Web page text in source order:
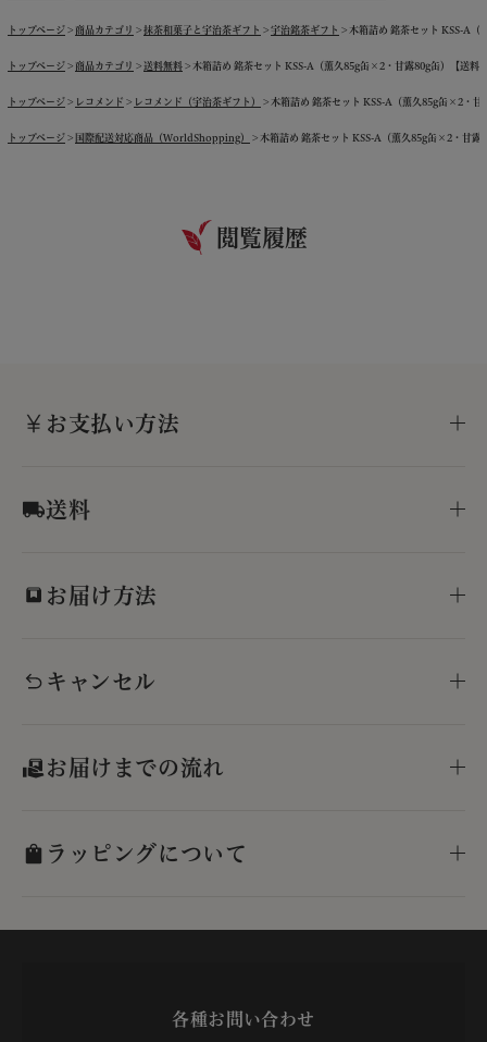
トップページ 商品カテゴリ 抹茶和菓子と宇治茶ギフト 宇治銘茶ギフト 木箱詰め 銘茶セット KSS-A
トップページ 商品カテゴリ 送料無料 木箱詰め 銘茶セット KSS-A（薫久85g缶×2・甘露80g缶）【送料
トップページ レコメンド レコメンド（宇治茶ギフト） 木箱詰め 銘茶セット KSS-A（薫久85g缶×2・
トップページ 国際配送対応商品（WorldShopping） 木箱詰め 銘茶セット KSS-A（薫久85g缶×2・甘露
閲覧履歴
お支払い方法
送料
お届け方法
キャンセル
お届けまでの流れ
ラッピングについて
各種お問い合わせ